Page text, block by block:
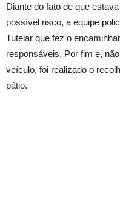
Diante do fato de que
possível risco, a equipe
Tutelar que fez o
responsáveis. Por fim e,
veículo, foi realizado o
pátio.